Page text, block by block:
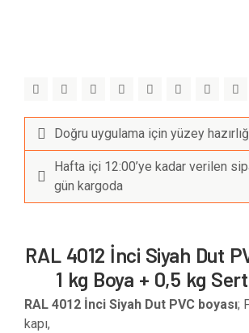
Doğru uygulama için yüzey
Hafta içi 12:00’ye kadar verilen
gün kargoda
RAL 4012 İnci Siyah Dut
1 kg Boya + 0,5 kg
RAL 4012 İnci Siyah Dut PVC boyası;
kapı,